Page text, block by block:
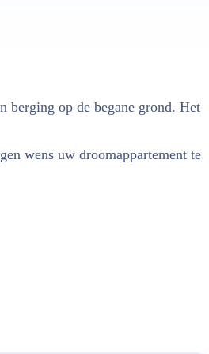
berging op de begane grond. Het
wens uw droomappartement te